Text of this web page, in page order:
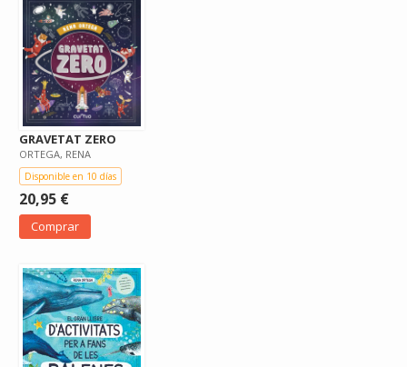
GRAVETAT ZERO
ORTEGA, RENA
Disponible en 10 días
20,95 €
Comprar